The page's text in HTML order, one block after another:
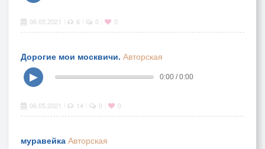
06.05.2021 6 0 0
Дорогие мои москвичи. Авторская
▶
0:00 / 0:00
06.05.2021 14 0 0
муравейка Авторская